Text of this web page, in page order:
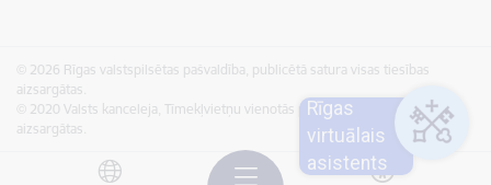
© 2026 Rīgas valstspilsētas pašvaldība, publicētā satura visas tiesības
aizsargātas.
© 2020 Valsts kanceleja, Tīmekļvietņu vienotās platformas visas tiesības
aizsargātas.
Rīgas
virtuālais
asistents